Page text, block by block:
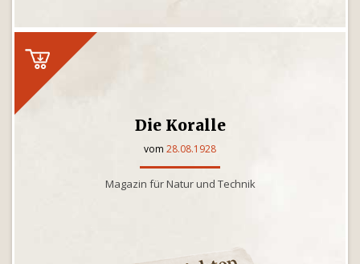
Die Koralle
vom 28.08.1928
Magazin für Natur und Technik